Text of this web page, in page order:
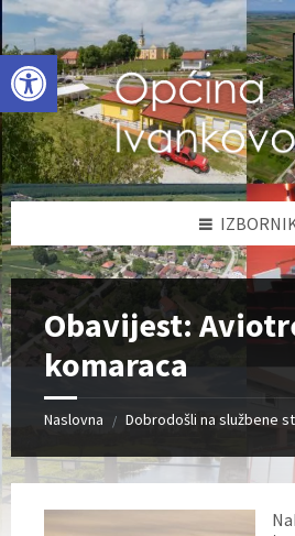
Open toolbar
Skip
to
content
Skip
to
left
sidebar
Skip
to
footer
Obavijest:
komaraca
Naslovna / Dobrodošli na službene